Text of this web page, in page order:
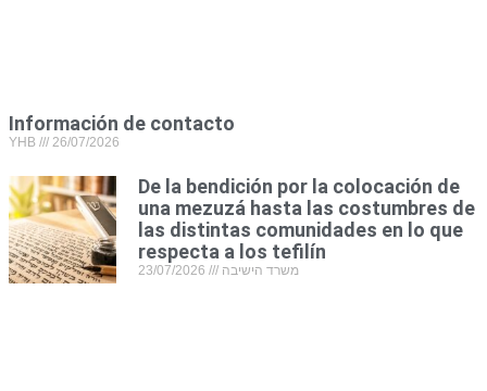
Información de contacto
YHB 26/07/2026
De la bendición por la colocación de
una mezuzá hasta las costumbres de
las distintas comunidades en lo que
respecta a los tefilín
משרד הישיבה 23/07/2026